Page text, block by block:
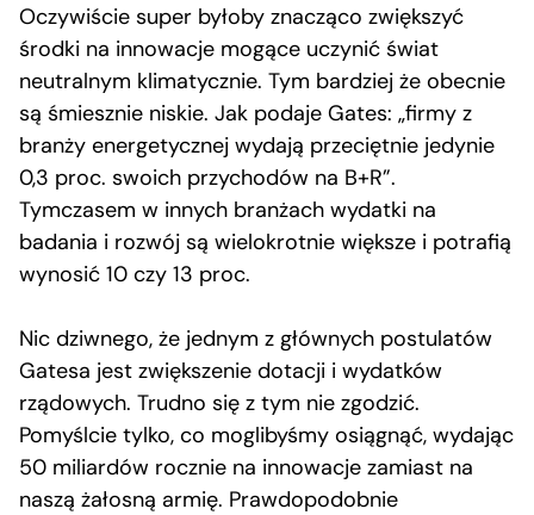
Oczywiście super byłoby znacząco zwiększyć
środki na innowacje mogące uczynić świat
neutralnym klimatycznie. Tym bardziej że obecnie
są śmiesznie niskie. Jak podaje Gates: „firmy z
branży energetycznej wydają przeciętnie jedynie
0,3 proc. swoich przychodów na B+R”.
Tymczasem w innych branżach wydatki na
badania i rozwój są wielokrotnie większe i potrafią
wynosić 10 czy 13 proc.
Nic dziwnego, że jednym z głównych postulatów
Gatesa jest zwiększenie dotacji i wydatków
rządowych. Trudno się z tym nie zgodzić.
Pomyślcie tylko, co moglibyśmy osiągnąć, wydając
50 miliardów rocznie na innowacje zamiast na
naszą żałosną armię. Prawdopodobnie